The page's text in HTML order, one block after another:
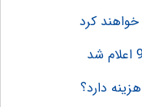
خواهند کرد
دارد؟